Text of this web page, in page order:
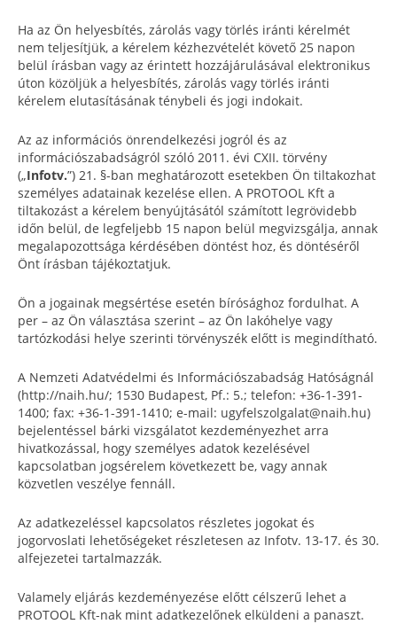
Ha az Ön helyesbítés, zárolás vagy törlés iránti kérelmét
nem teljesítjük, a kérelem kézhezvételét követő 25 napon
belül írásban vagy az érintett hozzájárulásával elektronikus
úton közöljük a helyesbítés, zárolás vagy törlés iránti
kérelem elutasításának ténybeli és jogi indokait.
Az az információs önrendelkezési jogról és az
információszabadságról szóló 2011. évi CXII. törvény
(„Infotv.”) 21. §-ban meghatározott esetekben Ön tiltakozhat
személyes adatainak kezelése ellen. A PROTOOL Kft a
tiltakozást a kérelem benyújtásától számított legrövidebb
időn belül, de legfeljebb 15 napon belül megvizsgálja, annak
megalapozottsága kérdésében döntést hoz, és döntéséről
Önt írásban tájékoztatjuk.
Ön a jogainak megsértése esetén bírósághoz fordulhat. A
per – az Ön választása szerint – az Ön lakóhelye vagy
tartózkodási helye szerinti törvényszék előtt is megindítható.
A Nemzeti Adatvédelmi és Információszabadság Hatóságnál
(http://naih.hu/; 1530 Budapest, Pf.: 5.; telefon: +36-1-391-
1400; fax: +36-1-391-1410; e-mail: ugyfelszolgalat@naih.hu)
bejelentéssel bárki vizsgálatot kezdeményezhet arra
hivatkozással, hogy személyes adatok kezelésével
kapcsolatban jogsérelem következett be, vagy annak
közvetlen veszélye fennáll.
Az adatkezeléssel kapcsolatos részletes jogokat és
jogorvoslati lehetőségeket részletesen az Infotv. 13-17. és 30.
alfejezetei tartalmazzák.
Valamely eljárás kezdeményezése előtt célszerű lehet a
PROTOOL Kft-nak mint adatkezelőnek elküldeni a panaszt.